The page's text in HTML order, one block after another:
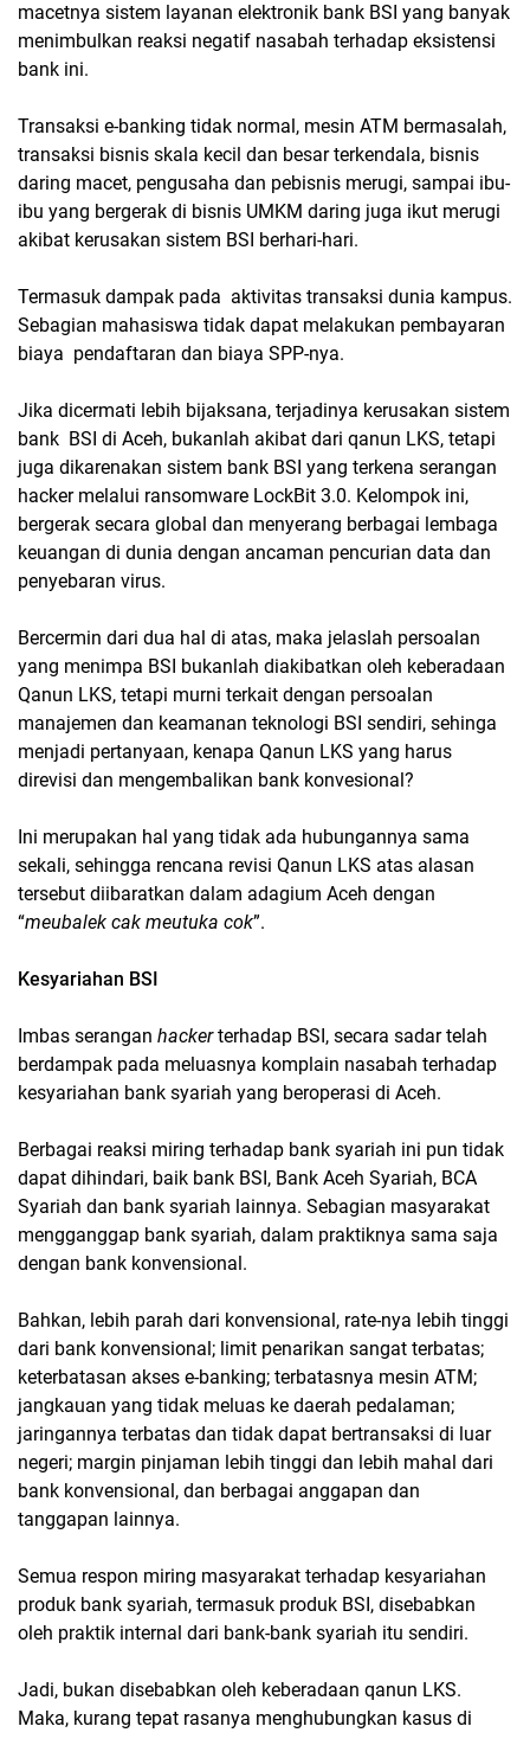
macetnya sistem layanan elektronik bank BSI yang banyak
menimbulkan reaksi negatif nasabah terhadap eksistensi
bank ini.
Transaksi e-banking tidak normal, mesin ATM bermasalah,
transaksi bisnis skala kecil dan besar terkendala, bisnis
daring macet, pengusaha dan pebisnis merugi, sampai ibu-
ibu yang bergerak di bisnis UMKM daring juga ikut merugi
akibat kerusakan sistem BSI berhari-hari.
Termasuk dampak pada aktivitas transaksi dunia kampus.
Sebagian mahasiswa tidak dapat melakukan pembayaran
biaya pendaftaran dan biaya SPP-nya.
Jika dicermati lebih bijaksana, terjadinya kerusakan sistem
bank BSI di Aceh, bukanlah akibat dari qanun LKS, tetapi
juga dikarenakan sistem bank BSI yang terkena serangan
hacker melalui ransomware LockBit 3.0. Kelompok ini,
bergerak secara global dan menyerang berbagai lembaga
keuangan di dunia dengan ancaman pencurian data dan
penyebaran virus.
Bercermin dari dua hal di atas, maka jelaslah persoalan
yang menimpa BSI bukanlah diakibatkan oleh keberadaan
Qanun LKS, tetapi murni terkait dengan persoalan
manajemen dan keamanan teknologi BSI sendiri, sehinga
menjadi pertanyaan, kenapa Qanun LKS yang harus
direvisi dan mengembalikan bank konvesional?
Ini merupakan hal yang tidak ada hubungannya sama
sekali, sehingga rencana revisi Qanun LKS atas alasan
tersebut diibaratkan dalam adagium Aceh dengan
“meubalek cak meutuka cok”.
Kesyariahan BSI
Imbas serangan hackerterhadap BSI, secara sadar telah
berdampak pada meluasnya komplain nasabah terhadap
kesyariahan bank syariah yang beroperasi di Aceh.
Berbagai reaksi miring terhadap bank syariah ini pun tidak
dapat dihindari, baik bank BSI, Bank Aceh Syariah, BCA
Syariah dan bank syariah lainnya. Sebagian masyarakat
mengganggap bank syariah, dalam praktiknya sama saja
dengan bank konvensional.
Bahkan, lebih parah dari konvensional, rate-nya lebih tinggi
dari bank konvensional; limit penarikan sangat terbatas;
keterbatasan akses e-banking; terbatasnya mesin ATM;
jangkauan yang tidak meluas ke daerah pedalaman;
jaringannya terbatas dan tidak dapat bertransaksi di luar
negeri; margin pinjaman lebih tinggi dan lebih mahal dari
bank konvensional, dan berbagai anggapan dan
tanggapan lainnya.
Semua respon miring masyarakat terhadap kesyariahan
produk bank syariah, termasuk produk BSI, disebabkan
oleh praktik internal dari bank-bank syariah itu sendiri.
Jadi, bukan disebabkan oleh keberadaan qanun LKS.
Maka, kurang tepat rasanya menghubungkan kasus di